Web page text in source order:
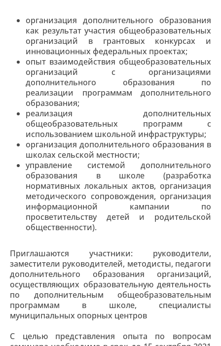
организация дополнительного образования
как результат участия общеобразовательных
организаций в грантовых конкурсах и
инновационных федеральных проектах;
опыт взаимодействия общеобразовательных
организаций с организациями
дополнительного образования по
реализации программам дополнительного
образования;
реализация дополнительных
общеобразовательных программ с
использованием школьной инфраструктуры;
организация дополнительного образования в
школах сельской местности;
управление системой дополнительного
образования в школе (разработка
нормативных локальных актов, организация
методического сопровождения, организация
информационной кампании по
просветительству детей и родительской
общественности).
Приглашаются участники: руководители,
заместители руководителей, методисты, педагоги
дополнительного образования организаций,
осуществляющих образовательную деятельность
по дополнительным общеобразовательным
программам в школе, специалисты
муниципальных опорных центров
С целью представления опыта по вопросам